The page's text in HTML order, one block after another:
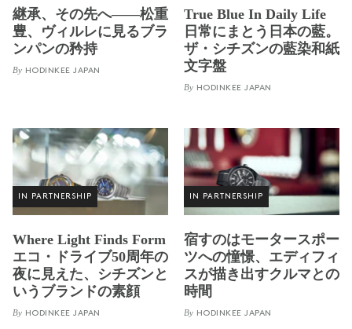
継承、その先へ——松重
豊、ヴィルレに見るブラ
ンパンの矜持
By HODINKEE JAPAN
True Blue In Daily Life
日常にまとう日本の藍。
ザ・シチズンの藍染和紙
文字盤
By HODINKEE JAPAN
IN PARTNERSHIP
Where Light Finds Form
エコ・ドライブ50周年の
夜に見えた、シチズンと
いうブランドの素顔
By HODINKEE JAPAN
IN PARTNERSHIP
宿すのはモータースポー
ツへの憧憬、エディフィ
スが描き出すクルマとの
時間
By HODINKEE JAPAN